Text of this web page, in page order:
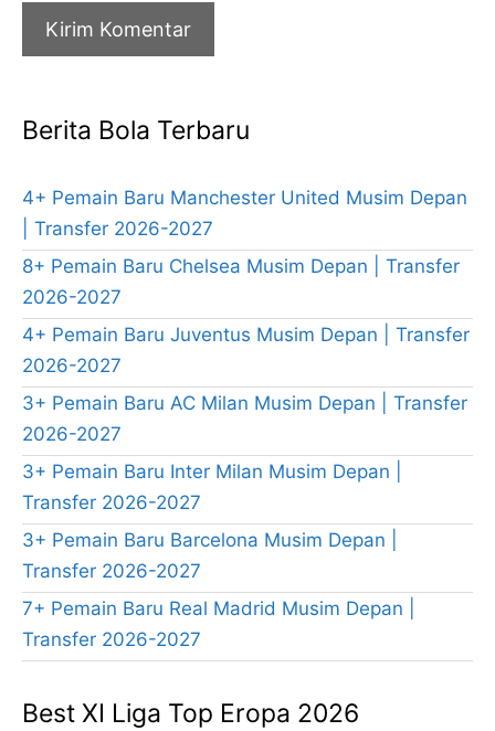
Berita Bola Terbaru
4+ Pemain Baru Manchester United Musim Depan
| Transfer 2026-2027
8+ Pemain Baru Chelsea Musim Depan | Transfer
2026-2027
4+ Pemain Baru Juventus Musim Depan | Transfer
2026-2027
3+ Pemain Baru AC Milan Musim Depan | Transfer
2026-2027
3+ Pemain Baru Inter Milan Musim Depan |
Transfer 2026-2027
3+ Pemain Baru Barcelona Musim Depan |
Transfer 2026-2027
7+ Pemain Baru Real Madrid Musim Depan |
Transfer 2026-2027
Best XI Liga Top Eropa 2026